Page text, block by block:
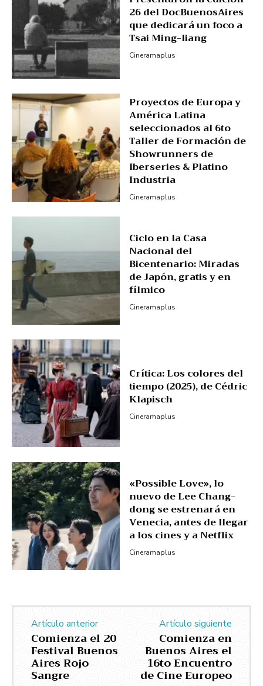
26 del DocBuenosAires
que dedicará un foco a
Tsai Ming-liang
Cineramaplus
Proyectos de Europa y
América Latina
seleccionados al 6to
Taller de Formación de
Showrunners de
Iberseries & Platino
Industria
Cineramaplus
Ciclo en la Casa
Nacional del
Bicentenario: Miradas
de Japón, gratis y en
fílmico
Cineramaplus
Crítica: Los colores del
tiempo (2025), de Cédric
Klapisch
Cineramaplus
«Possible Love», lo
nuevo de Lee Chang-
dong se estrenará en
Venecia, antes de llegar
a los cines y a Netflix
Cineramaplus
Artículo anterior
Comienza el 20
Festival Buenos
Aires Rojo
Sangre
Artículo siguiente
Comienza en
Buenos Aires el
16to Encuentro
de Cine Europeo